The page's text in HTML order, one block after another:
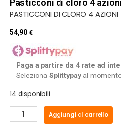
Pasticconi di cloro 4 azioni
PASTICCONI DI CLORO 4
54,90€
Paga a partire da 4 rate ad
Seleziona Splittypay al
14 disponibili
Aggiungi al carrello